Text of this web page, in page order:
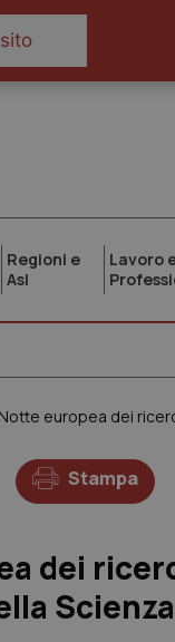
Regioni e
Asl
Lavoro
Notte europea dei
Stampa
dei